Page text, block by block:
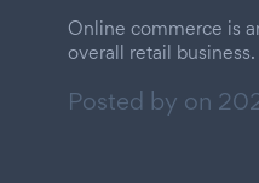
Online commerce is
overall retail business.
Posted by on